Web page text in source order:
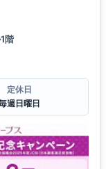
階
定休日
週日曜日